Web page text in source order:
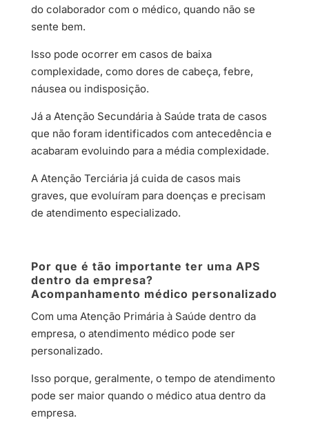
do colaborador com o médico, quando não se
sente bem.
Isso pode ocorrer em casos de baixa
complexidade, como dores de cabeça, febre,
náusea ou indisposição.
Já a Atenção Secundária à Saúde trata de casos
que não foram identificados com antecedência e
acabaram evoluindo para a média complexidade.
A Atenção Terciária já cuida de casos mais
graves, que evoluíram para doenças e precisam
de atendimento especializado.
Por que é tão importante ter uma APS
dentro da empresa?
Acompanhamento médico personalizado
Com uma Atenção Primária à Saúde dentro da
empresa, o atendimento médico pode ser
personalizado.
Isso porque, geralmente, o tempo de atendimento
pode ser maior quando o médico atua dentro da
empresa.